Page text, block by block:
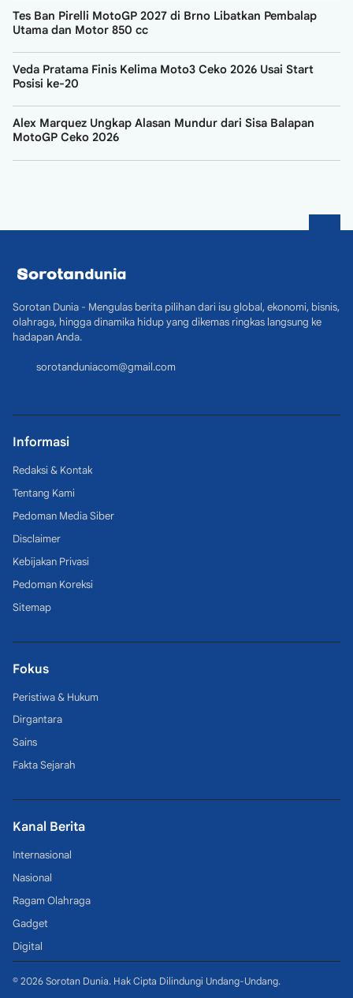
Tes Ban Pirelli MotoGP 2027 di Brno Libatkan Pembalap
Utama dan Motor 850 cc
Veda Pratama Finis Kelima Moto3 Ceko 2026 Usai Start
Posisi ke-20
Alex Marquez Ungkap Alasan Mundur dari Sisa Balapan
MotoGP Ceko 2026
Sorotan Dunia - Mengulas berita pilihan dari isu global, ekonomi, bisnis,
olahraga, hingga dinamika hidup yang dikemas ringkas langsung ke
hadapan Anda.
sorotanduniacom@gmail.com
Informasi
Redaksi & Kontak
Tentang Kami
Pedoman Media Siber
Disclaimer
Kebijakan Privasi
Pedoman Koreksi
Sitemap
Fokus
Peristiwa & Hukum
Dirgantara
Sains
Fakta Sejarah
Kanal Berita
Internasional
Nasional
Ragam Olahraga
Gadget
Digital
© 2026 Sorotan Dunia. Hak Cipta Dilindungi Undang-Undang.